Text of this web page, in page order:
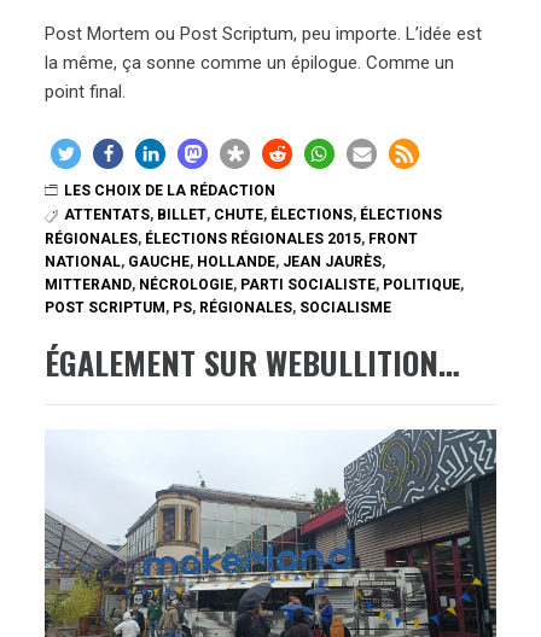
Post Mortem ou Post Scriptum, peu importe. L’idée est
la même, ça sonne comme un épilogue. Comme un
point final.
LES CHOIX DE LA RÉDACTION
ATTENTATS, BILLET, CHUTE, ÉLECTIONS, ÉLECTIONS
RÉGIONALES, ÉLECTIONS RÉGIONALES 2015, FRONT
NATIONAL, GAUCHE, HOLLANDE, JEAN JAURÈS,
MITTERAND, NÉCROLOGIE, PARTI SOCIALISTE, POLITIQUE,
POST SCRIPTUM, PS, RÉGIONALES, SOCIALISME
ÉGALEMENT SUR WEBULLITION…